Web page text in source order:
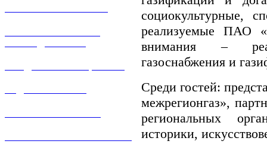
социокультурные,
реализуемые ПАО
внимания –
газоснабжения и
Среди гостей:
межрегионгаз»,
региональных
историки,